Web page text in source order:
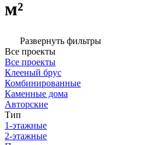
м²
Развернуть фильтры
Все проекты
Все проекты
Клееный брус
Комбинированные
Каменные дома
Авторские
Тип
1-этажные
2-этажные